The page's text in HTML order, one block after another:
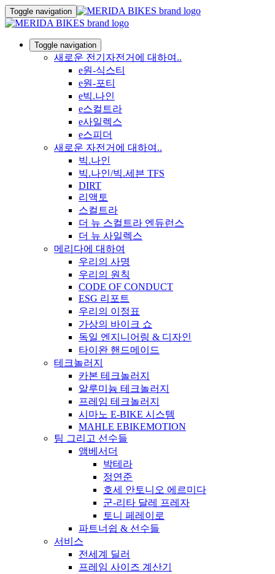
Toggle navigation
Toggle navigation
새로운 전기자전거에 대하여..
e원-식스티
e원-포티
e빅.나인
e스컬트라
e사일렉스
e스피더
새로운 자전거에 대하여..
빅.나인
빅.나인/빅.세븐 TFS
DIRT
리액토
스컬트라
더 뉴 스컬트라 엔듀런스
더 뉴 사일렉스
메리다에 대하여
우리의 사명
우리의 원칙
CODE OF CONDUCT
ESG 리포트
우리의 이정표
가상의 바이크 쇼
독일 엔지니어링 & 디자인
타이완 핸드메이드
테크놀러지
카본 테크놀러지
알루미늄 테크놀러지
프레임 테크놀러지
시마노 E-BIKE 시스템
MAHLE EBIKEMOTION
팀 그리고 선수들
앰베서더
박테라
정연준
호세 안토니오 에르미다
군-리타 달레 프레자
토니 페레이로
파트너쉽 & 선수들
서비스
전세계 딜러
프레임 사이즈 계산기